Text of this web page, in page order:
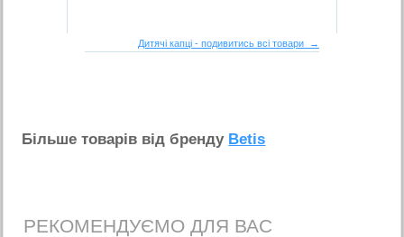
Дитячі капці - подивитись всі товари →
Бiльше товарiв вiд бренду Betis
РЕКОМЕНДУЄМО ДЛЯ ВАС